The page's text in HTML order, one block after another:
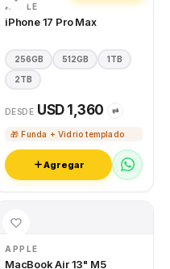
APPLE
iPhone 17 Pro Max
256GB 512GB 1TB
2TB
DESDE USD 1,360 ⇄
🎁 Funda + Vidrio templado
Agregar
APPLE
MacBook Air 13" M5